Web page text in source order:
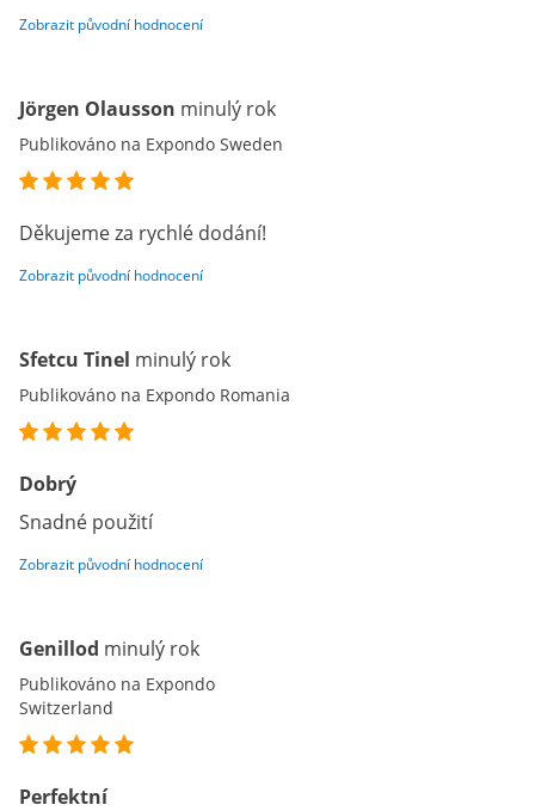
Zobrazit původní hodnocení
Jörgen Olausson minulý rok
Publikováno na Expondo Sweden
Děkujeme za rychlé dodání!
Zobrazit původní hodnocení
Sfetcu Tinel minulý rok
Publikováno na Expondo Romania
Dobrý
Snadné použití
Zobrazit původní hodnocení
Genillod minulý rok
Publikováno na Expondo
Switzerland
Perfektní